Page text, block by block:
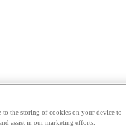
de son
the storing of cookies on your device to
assist in our marketing efforts.